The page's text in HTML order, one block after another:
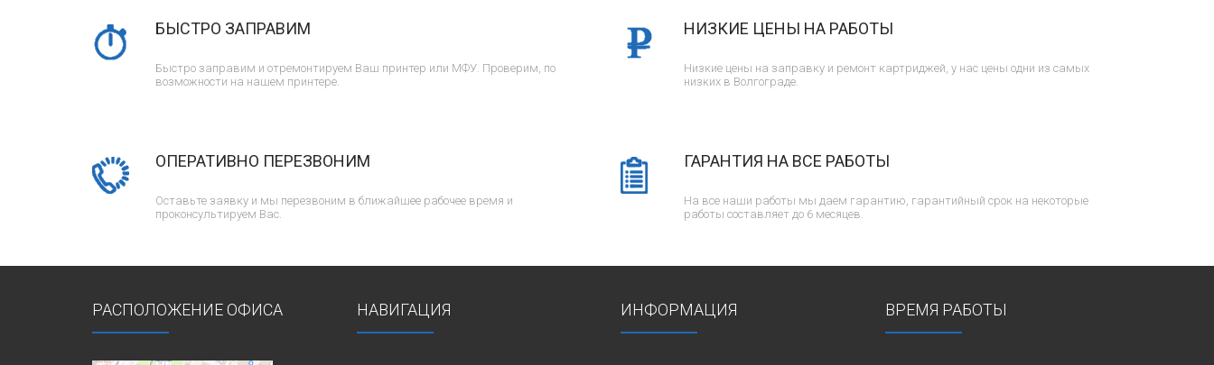
БЫСТРО ЗАПРАВИМ
Быстро заправим и отремонтируем Ваш принтер или МФУ. Проверим, по
возможности на нашем принтере.
ОПЕРАТИВНО ПЕРЕЗВОНИМ
Оставьте заявку и мы перезвоним в ближайшее рабочее время и
проконсультируем Вас.
НИЗКИЕ ЦЕНЫ НА РАБОТЫ
Низкие цены на заправку и ремонт картриджей, у нас цены одни из самых
низких в Волгограде.
ГАРАНТИЯ НА ВСЕ РАБОТЫ
На все наши работы мы даем гарантию, гарантийный срок на некоторые
работы составляет до 6 месяцев.
РАСПОЛОЖЕНИЕ ОФИСА НАВИГАЦИЯ ИНФОРМАЦИЯ ВРЕМЯ РАБОТЫ